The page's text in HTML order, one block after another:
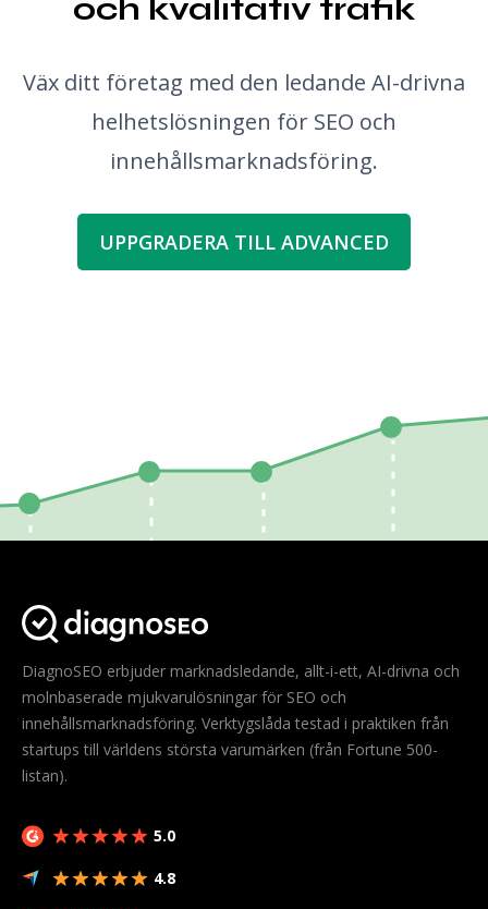
och kvalitativ trafik
Väx ditt företag med den ledande AI-drivna
helhetslösningen för SEO och
innehållsmarknadsföring.
UPPGRADERA TILL ADVANCED
DiagnoSEO erbjuder marknadsledande, allt-i-ett, AI-drivna och
molnbaserade mjukvarulösningar för SEO och
innehållsmarknadsföring. Verktygslåda testad i praktiken från
startups till världens största varumärken (från Fortune 500-
listan).
5.0
4.8